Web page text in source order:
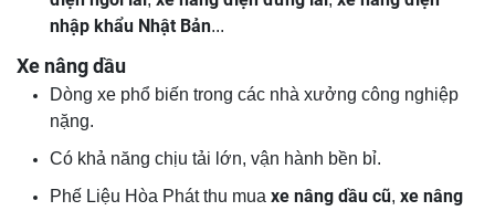
nhập khẩu Nhật Bản...
Xe nâng dầu
Dòng xe phổ biến trong các nhà xưởng công nghiệp
nặng.
Có khả năng chịu tải lớn, vận hành bền bỉ.
Phế Liệu Hòa Phát thu mua xe nâng dầu cũ, xe nâng